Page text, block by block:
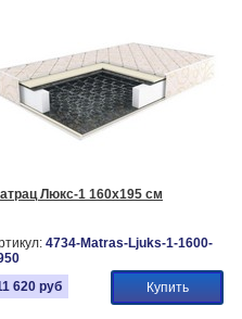
Люкс-1 160х195 см
4734-Matras-Ljuks-1-1600-
620 руб Купить